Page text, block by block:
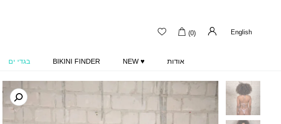
(0) English
אודות ♥ NEW
BIKINI FINDER בגדי ים